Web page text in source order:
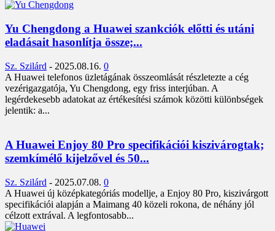
Yu Chengdong a Huawei szankciók előtti és utáni
eladásait hasonlítja össze;...
Sz. Szilárd - 2025.08.16. 0
A Huawei telefonos üzletágának összeomlását részletezte a cég
vezérigazgatója, Yu Chengdong, egy friss interjúban. A
legérdekesebb adatokat az értékesítési számok közötti különbségek
jelentik: a...
A Huawei Enjoy 80 Pro specifikációi kiszivárogtak;
szemkímélő kijelzővel és 50...
Sz. Szilárd - 2025.07.08. 0
A Huawei új középkategóriás modellje, a Enjoy 80 Pro, kiszivárgott
specifikációi alapján a Maimang 40 közeli rokona, de néhány jól
célzott extrával. A legfontosabb...